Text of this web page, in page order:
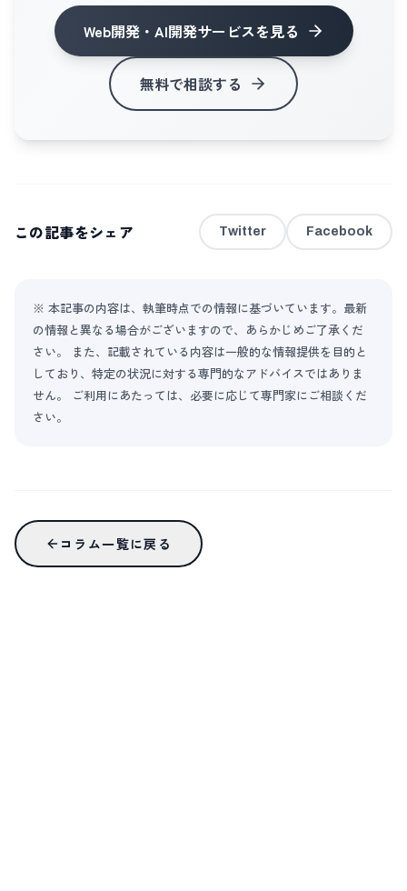
Web開発・AI開発サービスを見る
無料で相談する
この記事をシェア Twitter Facebook
※ 本記事の内容は、執筆時点での情報に基づいています。最新
の情報と異なる場合がございますので、あらかじめご了承くだ
さい。 また、記載されている内容は一般的な情報提供を目的と
しており、特定の状況に対する専門的なアドバイスではありま
せん。 ご利用にあたっては、必要に応じて専門家にご相談くだ
さい。
コラム一覧に戻る